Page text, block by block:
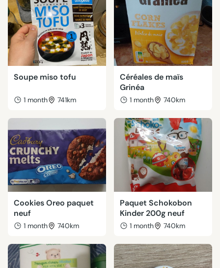
Soupe miso tofu
1 month 741km
Céréales de maïs
Grinéa
1 month 740km
Cookies Oreo paquet
neuf
1 month 740km
Paquet Schokobon
Kinder 200g neuf
1 month 740km